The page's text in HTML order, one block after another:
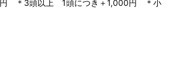
円 ＊3頭以上 1頭につき＋1,000円 ＊小